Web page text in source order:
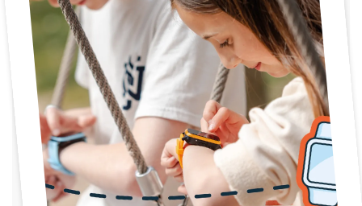
Tweedekans
horloges
Ontdek alle
horloges
Kies je eigen
kleur, naam en
icoon en maak
je horloge
helemaal van
jou.
Handleiding
Recensies
Werken bij
Stichting
Jarige Job